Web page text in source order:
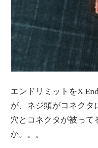
エンドリミットをX
が、ネジ頭がコネクタ
穴とコネクタが被って
か。。。